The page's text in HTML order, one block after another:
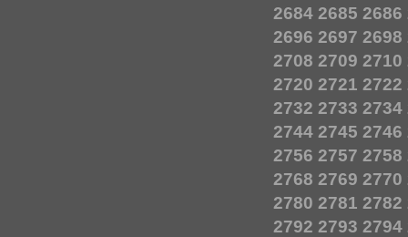
2684 2685 2686
2696 2697 2698
2708 2709 2710
2720 2721 2722
2732 2733 2734
2744 2745 2746
2756 2757 2758
2768 2769 2770
2780 2781 2782
2792 2793 2794